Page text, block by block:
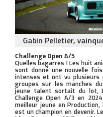
Gabin Pelletier,
Challenge Open A/5
Quelles bagarres ! Les huit
sont donné une nouvelle
intenses et ont vu
groupes sur les manches
jeune talent sortait du lot,
Challenge Open A/3 en
meilleur jeune en
est un champion en devenir.